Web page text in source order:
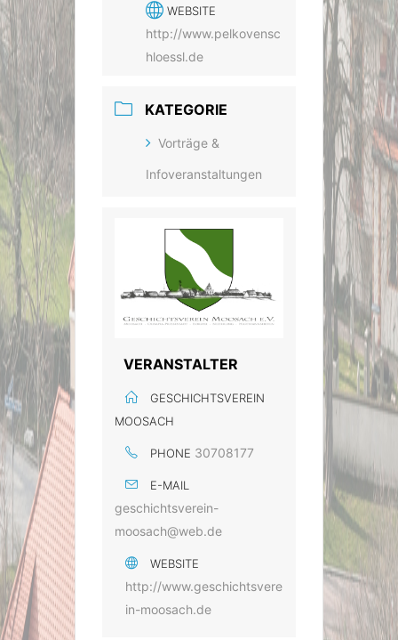
WEBSITE
http://www.pelkovensc
hloessl.de
KATEGORIE
Vorträge &
Infoveranstaltungen
VERANSTALTER
GESCHICHTSVEREIN
MOOSACH
PHONE 30708177
E-MAIL
geschichtsverein-
moosach@web.de
WEBSITE
http://www.geschichtsvere
in-moosach.de